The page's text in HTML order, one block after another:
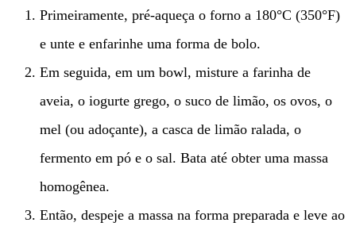
Primeiramente, pré-aqueça o forno a 180°C (350°F)
e unte e enfarinhe uma forma de bolo.
Em seguida, em um bowl, misture a farinha de
aveia, o iogurte grego, o suco de limão, os ovos, o
mel (ou adoçante), a casca de limão ralada, o
fermento em pó e o sal. Bata até obter uma massa
homogênea.
Então, despeje a massa na forma preparada e leve ao